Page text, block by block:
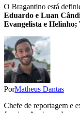
O Bragantino está
Eduardo e Luan
Evangelista e
PorMatheus Dantas
Chefe de reportagem e